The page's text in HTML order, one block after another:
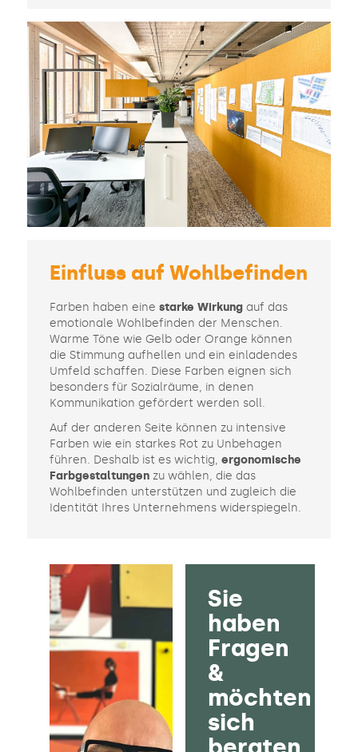
Einfluss auf Wohlbefinden
Farben haben eine starke Wirkungauf das
emotionale Wohlbefinden der Menschen.
Warme Töne wie Gelb oder Orange können
die Stimmung aufhellen und ein einladendes
Umfeld schaffen. Diese Farben eignen sich
besonders für Sozialräume, in denen
Kommunikation gefördert werden soll.
Auf der anderen Seite können zu intensive
Farben wie ein starkes Rot zu Unbehagen
führen. Deshalb ist es wichtig, ergonomische
Farbgestaltungenzu wählen, die das
Wohlbefinden unterstützen und zugleich die
Identität Ihres Unternehmens widerspiegeln.
Sie
haben
Fragen
&
möchten
sich